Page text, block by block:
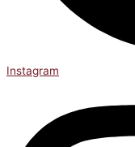
Instagram